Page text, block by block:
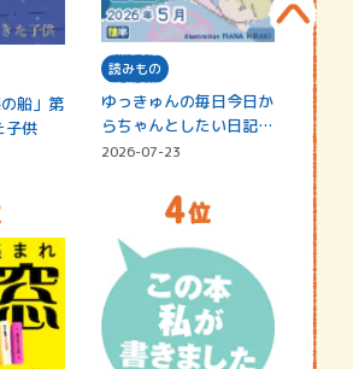
船」第
子供
読みもの
ゆっきゅんの毎日今日か
らちゃんとしたい日記
☆202…
2026-07-23